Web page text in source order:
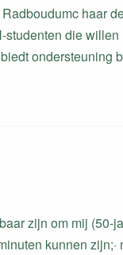
haar
studenten die willen
ondersteuning
zijn om mij
kunnen